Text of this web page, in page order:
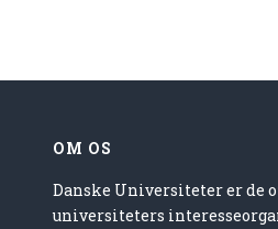
OM OS
Danske Universiteter er de
universiteters